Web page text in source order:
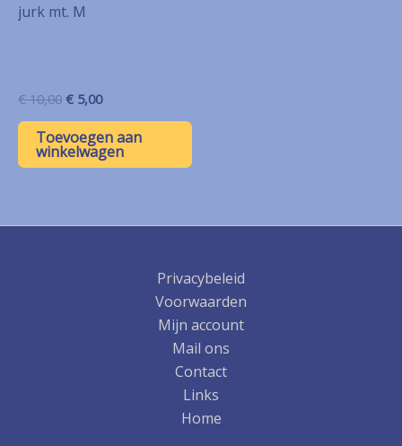
jurk mt. M
€10,00 Oorspronkelijke
was:
€ 10,00.
€ 5,00Huidige
is:
€ 5,00.
Toevoegen aan
winkelwagen
Privacybeleid
Voorwaarden
Mijn account
Mail ons
Contact
Links
Home